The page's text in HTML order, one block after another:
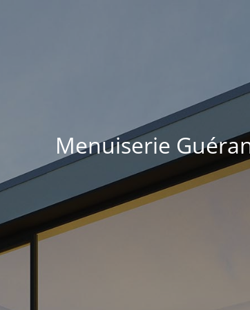
Menuiserie